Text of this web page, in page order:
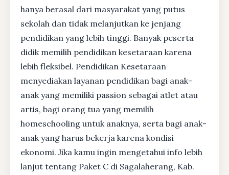
hanya berasal dari masyarakat yang putus
sekolah dan tidak melanjutkan ke jenjang
pendidikan yang lebih tinggi. Banyak peserta
didik memilih pendidikan kesetaraan karena
lebih fleksibel. Pendidikan Kesetaraan
menyediakan layanan pendidikan bagi anak-
anak yang memiliki passion sebagai atlet atau
artis, bagi orang tua yang memilih
homeschooling untuk anaknya, serta bagi anak-
anak yang harus bekerja karena kondisi
ekonomi. Jika kamu ingin mengetahui info lebih
lanjut tentang Paket C di Sagalaherang, Kab.